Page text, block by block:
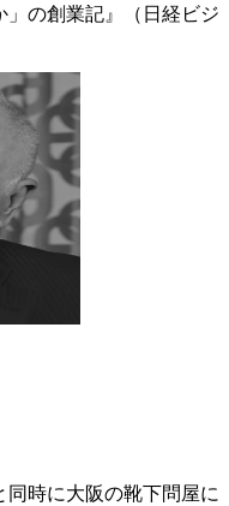
」の創業記』（日経ビジ
同時に大阪の靴下問屋に